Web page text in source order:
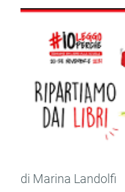
di Marina Landolfi